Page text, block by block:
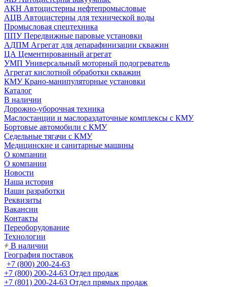
АКН Автоцистерны нефтепромысловые
АЦВ Автоцистерны для технической воды
Промысловая спецтехника
ППУ Передвижные паровые установки
АДПМ Агрегат для депарафинизации скважин
ЦА Цементированный агрегат
УМП Универсальный моторный подогреватель
Агрегат кислотной обработки скважин
КМУ Крано-манипуляторные установки
Каталог
В наличии
Дорожно-уборочная техника
Маслостанции и маслораздаточные комплексы с КМУ
Бортовые автомобили с КМУ
Седельные тягачи с КМУ
Медицинские и санитарные машины
О компании
О компании
Новости
Наша история
Наши разработки
Реквизиты
Вакансии
Контакты
Переоборудование
Технологии
В наличии
География поставок
+7 (800) 200-24-63
+7 (800) 200-24-63 Отдел продаж
+7 (801) 200-24-63 Отдел прямых продаж